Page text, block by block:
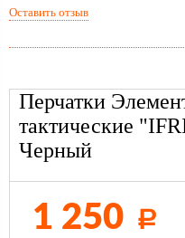
Перчатки
тактические
Черный
1 250 Р
Оставить отзыв